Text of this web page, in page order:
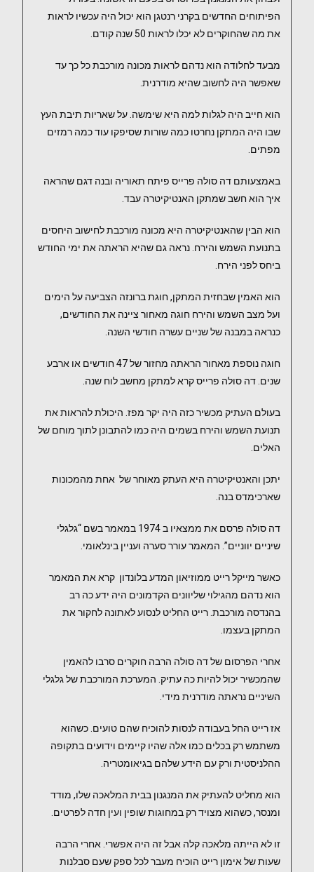
הפיתוחים החדשים בקרני רנטגן הוא יכול היה עכשיו לראות
את מה שהחוקרים לא יכלו לראות 50 שנה קודם.
מבעד לחלודה הוא נדהם לראות מכונה מורכבת כל כך עד
שאפשר היה לחשוב שהיא מודרנית.
הוא חייב היה לגלות למה היא שימשה. על שאריות תיבת העץ
שבו היה המתקן נחרטו כמה שורות שסיפקו עוד כמה רמזים
מפתים.
באמצעותם דה סולה פרייס פיתח תאוריה ובנה דגם שהראה
איך הוא חשב שמתקן האנטיקיטרה עבד.
הוא הבין שהאנטיקיטרה היא מכונה מורכבת לחישוב היחסים
בתנועת השמש והירח. נראה גם שהיא הראתה את ימי החודש
ביחס לפני הירח.
הוא האמין שבחזית המתקן, חוגת ברונזה הצביעה על הימים
ועל מצב השמש והירח חוגה מאחור ציינה את החודשים,
כנראה במבנה של שניים עשרה חודשי השנה.
חוגה נוספת מאחור הראתה מחזור של 47 חודשים או ארבע
שנים. דה סולה פרייס קרא למתקן מחשב לוח שנה.
בעולם העתיק מכשיר כזה היה יקר מפז. היכולת להראות את
תנועת השמש והירח בשמים היה כמו להתבונן לתוך מוחם של
האלים.
יתכן והאנטיקיטרה היא העתק מאוחר של אחת מהמכונות
שארכימדס בנה.
דה סולה פרסם את ממצאיו ב 1974 במאמר בשם “גלגלי
שיניים יווניים”. המאמר עורר סערה ועניין בינלאומי.
כאשר מייקל רייט ממוזיאון המדע בלונדון קרא את המאמר
הוא נדהם מהגילוי שליוונים הקדמונים היה ידע כה רב
בהנדסה מורכבת. רייט החליט לנסוע לאתונה לחקור את
המתקן בעצמו.
אחרי הפרסום של דה סולה הרבה חוקרים סרבו להאמין
שהמכשיר יכול להיות כה עתיק. המערכת המורכבת של גלגלי
השיניים נראתה מודרנית מידי.
אז רייט החל בעבודה לנסות להוכיח שהם טועים. כשהוא
משתמש רק בכלים כמו אלה שהיו קיימים וידועים בתקופה
ההלניסטית ורק עם הידע שלהם בגיאומטריה.
הוא מחליט להעתיק את המנגנון בבית המלאכה שלו, מודד
ומנסר, כשהוא מצויד רק במחוגות שופין ועין חדה לפרטים.
זו לא הייתה מלאכה קלה אבל זה היה אפשרי. אחרי הרבה
שעות של אימון רייט הוכיח מעבר לכל ספק שעם סבלנות